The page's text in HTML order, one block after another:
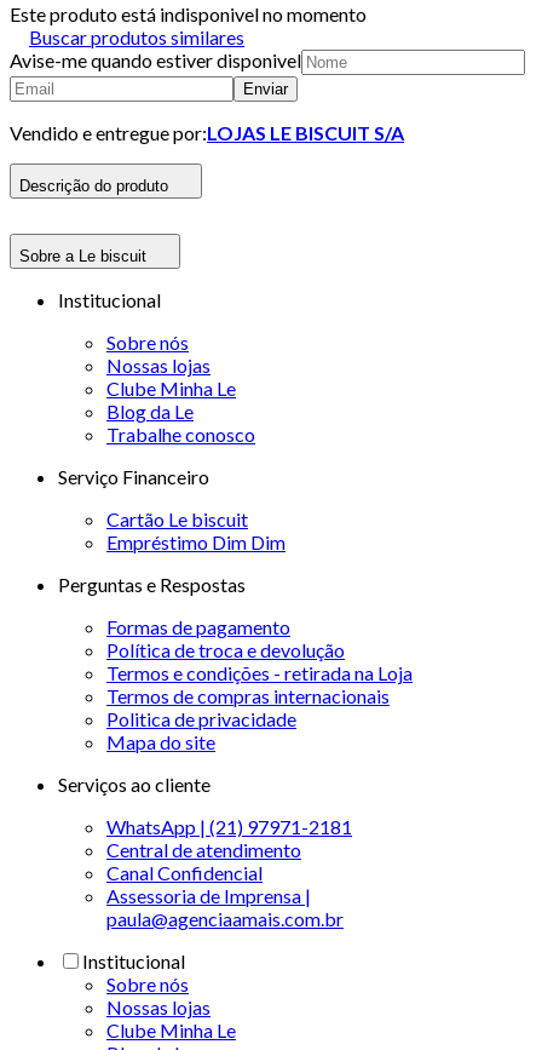
Este produto está indisponivel no momento
Buscar produtos similares
Avise-me quando estiver disponivel
Enviar
Vendido e entregue por:LOJAS LE BISCUIT S/A
Descrição do produto
Sobre a Le biscuit
Institucional
Sobre nós
Nossas lojas
Clube Minha Le
Blog da Le
Trabalhe conosco
Serviço Financeiro
Cartão Le biscuit
Empréstimo Dim Dim
Perguntas e Respostas
Formas de pagamento
Política de troca e devolução
Termos e condições - retirada na Loja
Termos de compras internacionais
Politica de privacidade
Mapa do site
Serviços ao cliente
WhatsApp | (21) 97971-2181
Central de atendimento
Canal Confidencial
Assessoria de Imprensa |
paula@agenciaamais.com.br
Institucional
Sobre nós
Nossas lojas
Clube Minha Le